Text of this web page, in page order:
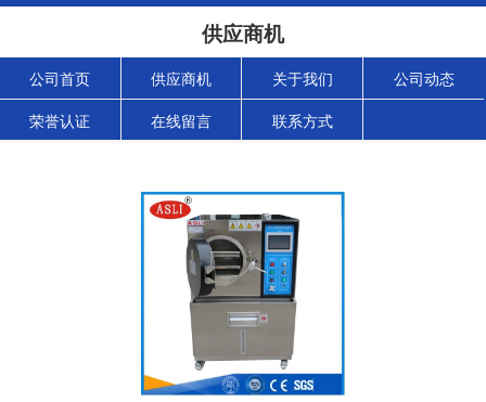
供应商机
公司首页 供应商机 关于我们 公司动态
荣誉认证 在线留言 联系方式